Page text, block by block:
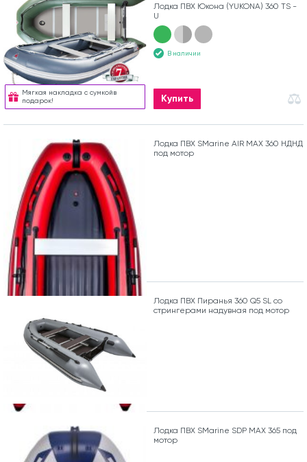
Мягкая накладка с сумкойв
подарок!
Лодка ПВХ Юкона (YUKONA) 360 TS -
U
В наличии
Купить
Лодка ПВХ SMarine AIR MAX 360 НДНД
под мотор
Лодка ПВХ Пиранья 360 Q5 SL со
стрингерами надувная под мотор
Лодка ПВХ SMarine SDP MAX 365 под
мотор